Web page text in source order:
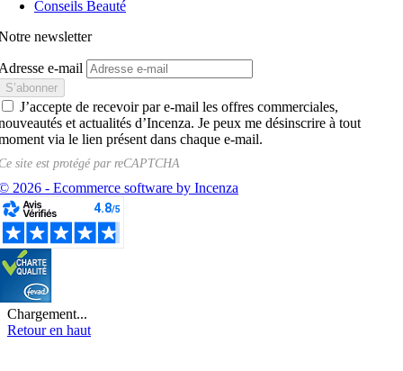
Conseils Beauté
newsletter
e-mail
J’accepte de recevoir par e-mail les offres commerciales,
et actualités d’Incenza. Je peux me désinscrire à tout
via le lien présent dans chaque e-mail.
site est protégé parreCAPTCHA
2026 - Ecommerce software by Incenza
Chargement...
Retour en haut